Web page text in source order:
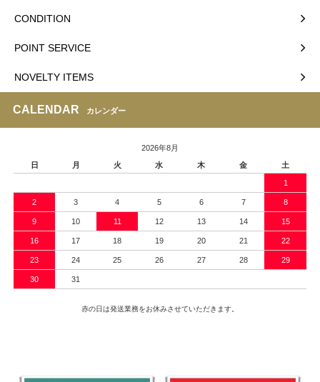
CONDITION
POINT SERVICE
NOVELTY ITEMS
CALENDAR カレンダー
2026年8月
日
月 火 水 木 金 土
1
2 3 4 5 6 7 8
9 10 11 12 13 14 15
16 17 18 19 20 21 22
23 24 25 26 27 28 29
30 31
赤の日は発送業務をお休みさせていただきます。